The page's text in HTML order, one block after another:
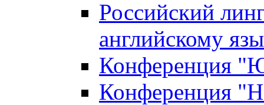
Российский
английскому
Конференция
Конференция